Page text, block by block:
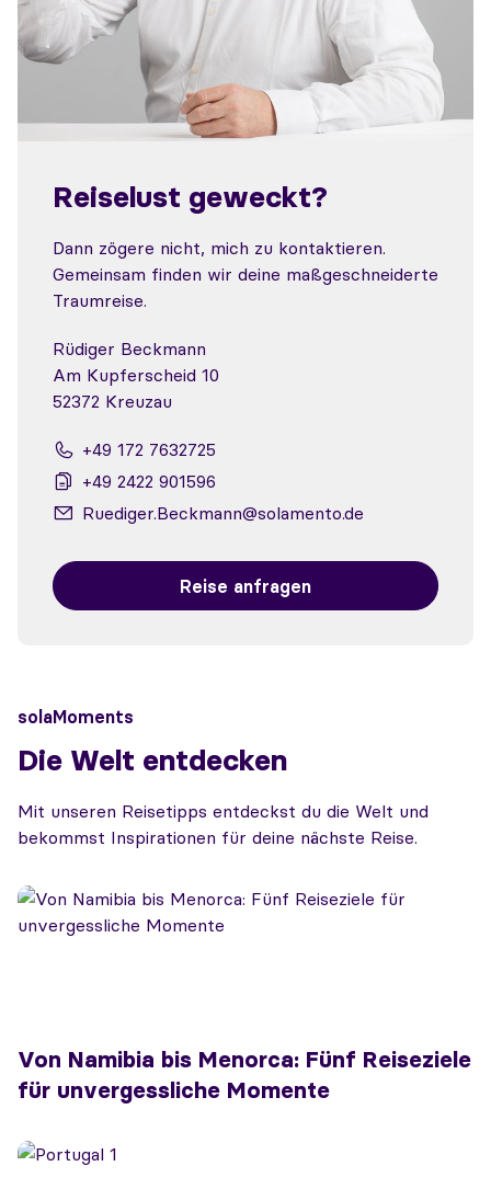
Reiselust geweckt?
Dann zögere nicht, mich zu kontaktieren.
Gemeinsam finden wir deine maßgeschneiderte
Traumreise.
Rüdiger Beckmann
Am Kupferscheid 10
52372 Kreuzau
+49 172 7632725
+49 2422 901596
Ruediger.Beckmann@solamento.de
Reise anfragen
solaMoments
Die Welt entdecken
Mit unseren Reisetipps entdeckst du die Welt und
bekommst Inspirationen für deine nächste Reise.
Von Namibia bis Menorca: Fünf Reiseziele
für unvergessliche Momente